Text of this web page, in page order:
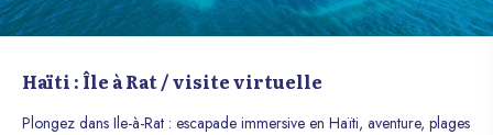
Haïti : Île à Rat / visite virtuelle
Plongez dans Ile-à-Rat : escapade immersive en Haïti, aventure, plages